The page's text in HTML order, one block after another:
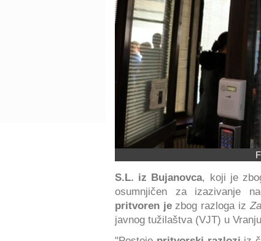
S.L. iz Bujanovca, koji je
osumnjičen za izazivanje
pritvoren jezbog razloga iz
javnog tužilaštva (VJT) u